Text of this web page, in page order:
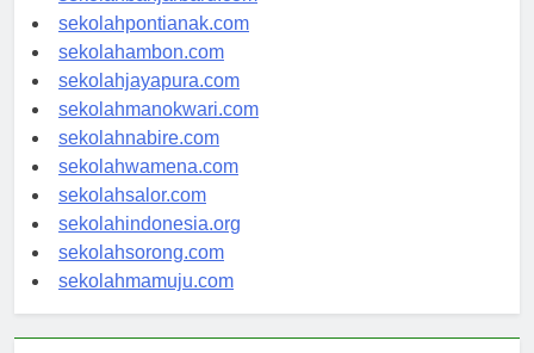
sekolahbanjarbaru.com
sekolahpontianak.com
sekolahambon.com
sekolahjayapura.com
sekolahmanokwari.com
sekolahnabire.com
sekolahwamena.com
sekolahsalor.com
sekolahindonesia.org
sekolahsorong.com